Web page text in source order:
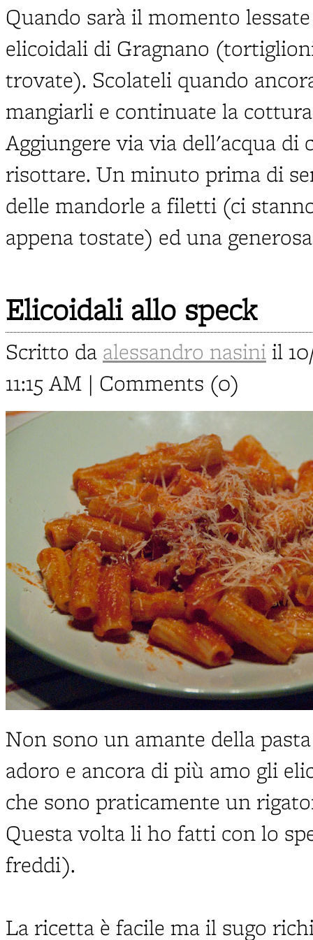
Quando sarà il momento
elicoidali di Gragnano
trovate). Scolateli quando
mangiarli e continuate la
Aggiungere via via dell'acqua di
risottare. Un minuto prima di
delle mandorle a filetti (ci
appena tostate) ed una
Elicoidali allo speck
Scritto da alessandro nasini il
11:15 AM | Comments (0)
Non sono un amante della
adoro e ancora di più amo gli
che sono praticamente un
Questa volta li ho fatti con lo
freddi).
La ricetta è facile ma il sugo